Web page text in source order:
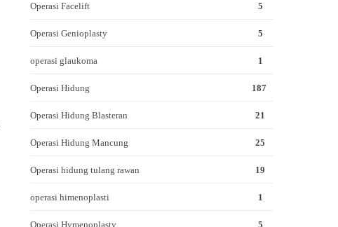
Operasi Facelift 5
Operasi Genioplasty 5
operasi glaukoma 1
Operasi Hidung 187
Operasi Hidung Blasteran 21
Operasi Hidung Mancung 25
Operasi hidung tulang rawan 19
operasi himenoplasti 1
Operasi Hymenoplasty 5